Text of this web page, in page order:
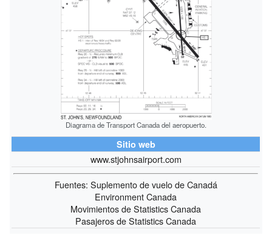
Diagrama de Transport Canada del aeropuerto.
Sitio web
www.stjohnsairport.com
Fuentes: Suplemento de vuelo de Canadá
Environment Canada
Movimientos de Statistics Canada
Pasajeros de Statistics Canada